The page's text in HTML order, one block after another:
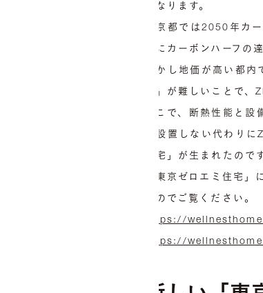
になります。
東京都では2050年カ
でにカーボンハーフの
しかし地価が高い都
置」が難しいことで、
そこで、断熱性能と
を設置しない代わり
住宅」が生まれたので
「東京ゼロエミ住宅」
すのでご覧ください。
https://
https://